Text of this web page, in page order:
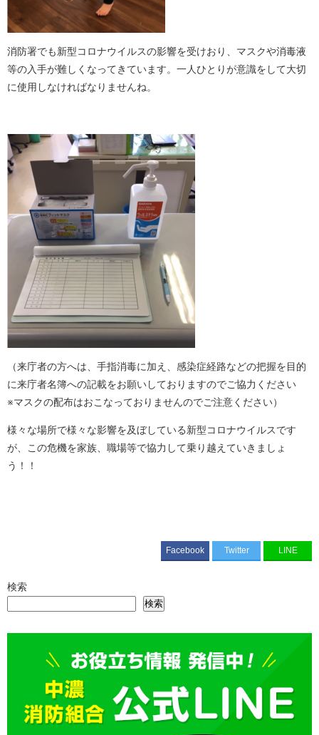
消防署でも新型コロナウイルスの影響を受けおり、マスクや消毒液
等の入手が難しくなってきています。一人ひとりが意識をして大切
に使用しなければなりませんね。
（来庁者の方へは、手指消毒に加え、感染症経路などの把握を目的
に来庁者名簿への記載をお願いしておりますのでご協力ください
※マスクの配布はおこなっておりませんのでご注意ください）
様々な場所で様々な影響を及ぼしている新型コロナウイルスです
が、この危機を家族、職場等で協力して乗り越えていきましょ
う！！
Facebook Twitter LINE
検索
検索